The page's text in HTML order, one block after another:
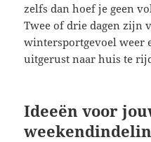
zelfs dan hoef je geen
Twee of drie dagen zijn
wintersportgevoel weer
uitgerust naar huis te
Ideeën voor